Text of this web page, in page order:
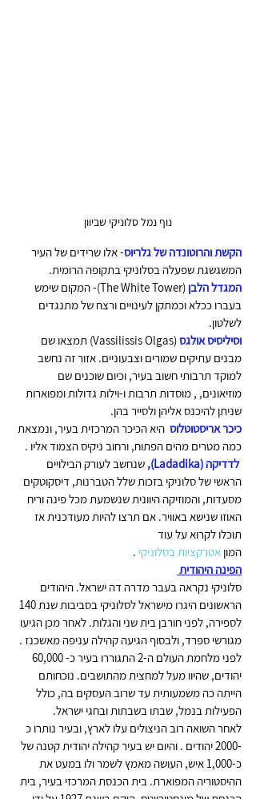
נוף נמל סלוניקי שביוון
הקשת והרוטונדה של גלריוס- אלו שרידים של העיר
המשגשגת שפעלה בסלוניקי בתקופה הרומית.
המגדל הלבן
(The White Tower)- המקום שימש
בעברו ככלא וכמתקן לעינויים ורצח של מתנגדים
לשלטון.
וסיליסיס אולגס
(Vassilissis Olgas) תמצאו שם
מבנים עתיקים שמורים וצבעוניים. אזור זה נחשב
למוקד תרבותי חשוב בעיר, וכיום שוכנים שם
מוזיאונים, , מוסדות תרבות ו-וילות גדולות ומפוארות
שניתן להיכנס אליהן ולסייר בהן.
כיכר אריסטוטלוס
  היא הכיכר המרכזית בעיר, ונמצאת
כמה מטרים מהים הפתוח, ורחוב ניקיס הצמוד אליו .
שנחשב לעורק הבילויים
הראשי של סלוניקי בזכות שלל הטברנות, דיסקוטקים
מסעדות, והמוזיקה היוונית שנשמעת מכל פינה וריח
האוזו שנישא באוויר. אם תרצו להיות מעודכנית אז
תוכלו לקרוא על עוד
המון אטרקציות בסלוניקי .
הפינה היהודית
סלוניקי נקראה בעבר מדרה דה ישראל. היהודים
לספירה, לפני חורבן בית שני והגלות. לאחר מכן הגיעו
מגורשי ספרד, ולבסוף הגיעה קהילה עניפה מאשכנז .
יהודים, שהיוו מעל למחצית מהתושבים. נוכחותם
הייתה כה משמעותית עד שרוב העסקים בה, כולל
הפעילות בנמל, שבתו בשבתות ובחגי ישראל.
לאחר השואה רוב הניצולים עלו לארץ, ובעיר נותרו כ
-2000 יהודים . והיום יש בעיר קהילה יהודית קטנה של
כ-1,000 איש, העושה מאמץ לשמר ולו במעט את
ההיסטוריה המפוארת. בית הכנסת המרכזי בעיר, בית